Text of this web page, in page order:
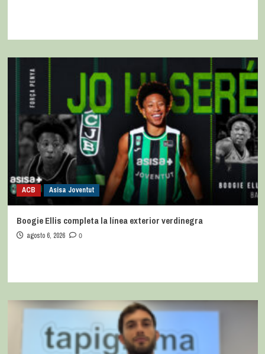
ACB Asisa Joventut
Boogie Ellis completa la línea exterior verdinegra
agosto 6, 2026 0